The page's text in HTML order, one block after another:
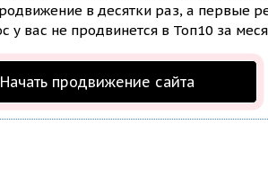
в десятки раз, а первые
у вас не продвинется в Топ10 за
Начать продвижение сайта